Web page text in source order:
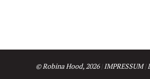
© Robina Hood, 2026| IMPRESSUM |